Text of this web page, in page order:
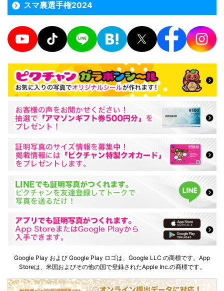
スマ裏選手権2024
Google Play および Google Play ロゴは、Google LLC の商標です。App
Storeは、米国およびその他の国で登録されたApple Inc.の商標です。